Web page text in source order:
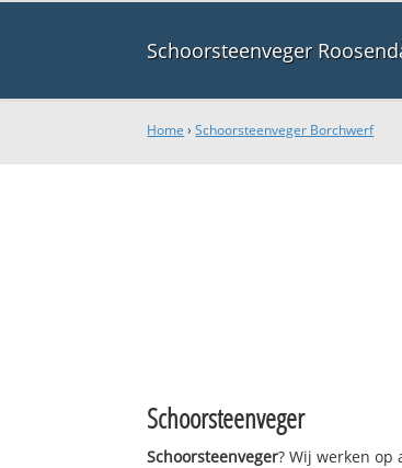
Schoorsteenveger
Home ›Schoorsteenveger Borchwerf
Schoorsteenveger
Schoorsteenveger? Wij werken